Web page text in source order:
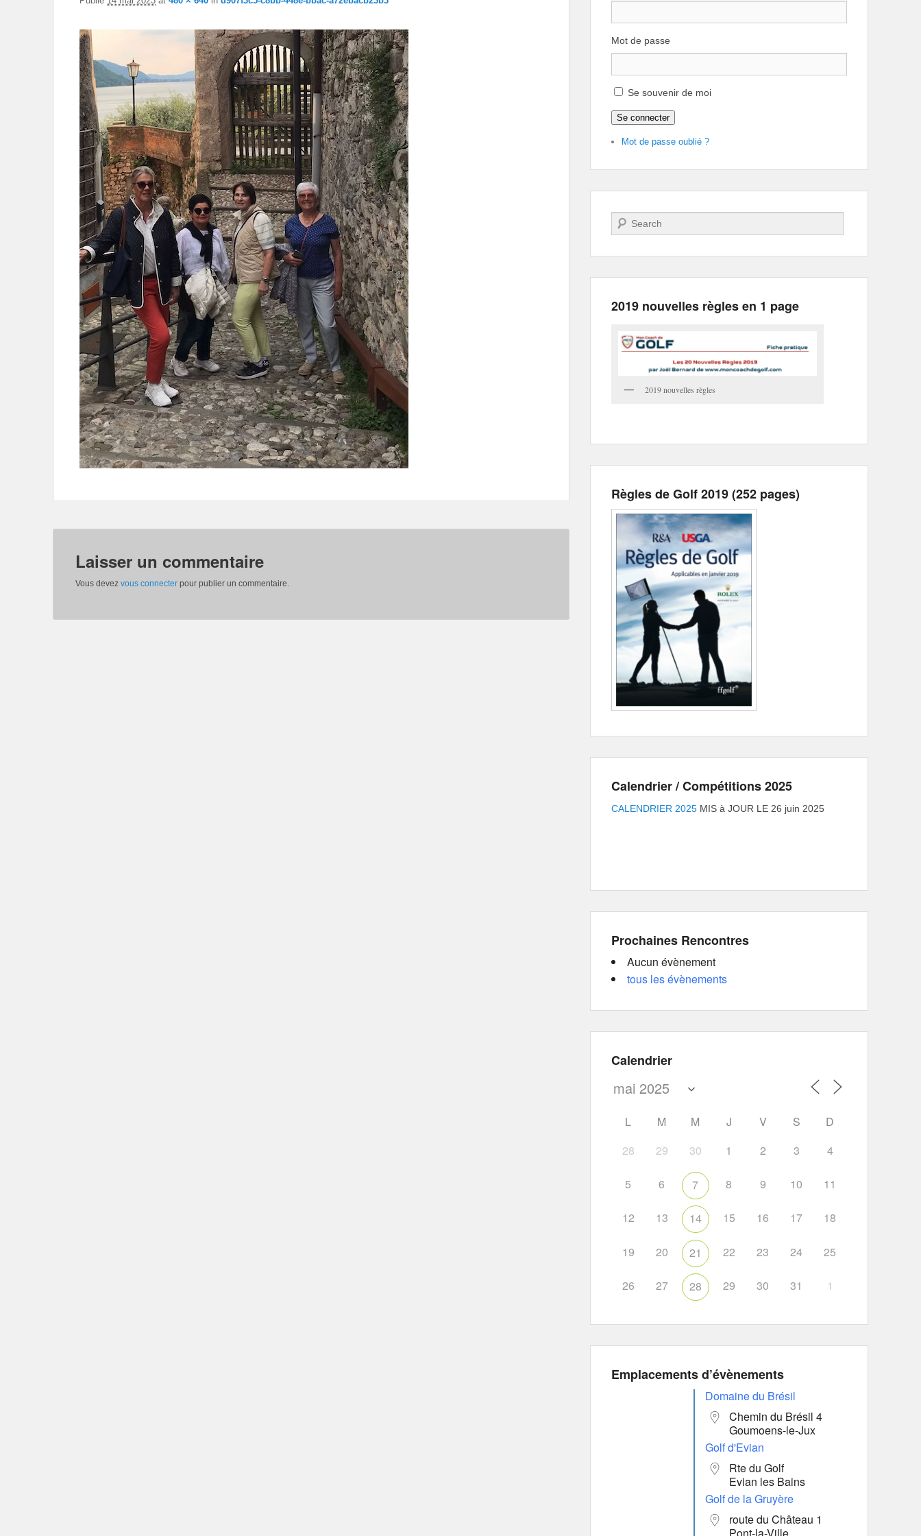
Laisser un commentaire
Vous devez vous connecter pour publier un commentaire.
Mot de passe
Se souvenir de moi
Se connecter
Mot de passe oublié ?
Recherche
2019 nouvelles règles en 1 page
2019 nouvelles règles
Règles de Golf 2019 (252 pages)
Calendrier / Compétitions 2025
CALENDRIER 2025 MIS à JOUR LE 26 juin 2025
Prochaines Rencontres
Aucun évènement
tous les évènements
Calendrier
L M M J V S
D
28
29 30 1 2 3 4
5 6 7 8 9 10 11
12 13 14 15 16 17 18
19 20 21 22 23 24 25
26 27 28 29 30 31 1
Emplacements d’évènements
Domaine du Brésil
Chemin du Brésil 4
Goumoens-le-Jux
Golf d'Evian
Rte du Golf
Evian les Bains
Golf de la Gruyère
route du Château 1